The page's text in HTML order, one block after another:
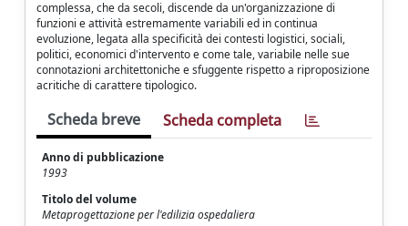
complessa, che da secoli, discende da un'organizzazione di
funzioni e attività estremamente variabili ed in continua
evoluzione, legata alla specificità dei contesti logistici, sociali,
politici, economici d'intervento e come tale, variabile nelle sue
connotazioni architettoniche e sfuggente rispetto a riproposizione
acritiche di carattere tipologico.
Scheda breve Scheda completa
Anno di pubblicazione
1993
Titolo del volume
Metaprogettazione per l'edilizia ospedaliera